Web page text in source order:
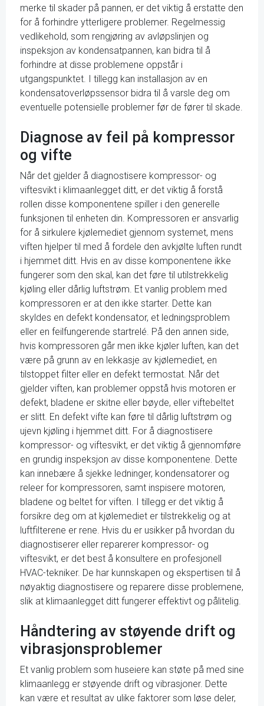
merke til skader på pannen, er det viktig å erstatte den
for å forhindre ytterligere problemer. Regelmessig
vedlikehold, som rengjøring av avløpslinjen og
inspeksjon av kondensatpannen, kan bidra til å
forhindre at disse problemene oppstår i
utgangspunktet. I tillegg kan installasjon av en
kondensatoverløpssensor bidra til å varsle deg om
eventuelle potensielle problemer før de fører til skade.
Diagnose av feil på kompressor
og vifte
Når det gjelder å diagnostisere kompressor- og
viftesvikt i klimaanlegget ditt, er det viktig å forstå
rollen disse komponentene spiller i den generelle
funksjonen til enheten din. Kompressoren er ansvarlig
for å sirkulere kjølemediet gjennom systemet, mens
viften hjelper til med å fordele den avkjølte luften rundt
i hjemmet ditt. Hvis en av disse komponentene ikke
fungerer som den skal, kan det føre til utilstrekkelig
kjøling eller dårlig luftstrøm. Et vanlig problem med
kompressoren er at den ikke starter. Dette kan
skyldes en defekt kondensator, et ledningsproblem
eller en feilfungerende startrelé. På den annen side,
hvis kompressoren går men ikke kjøler luften, kan det
være på grunn av en lekkasje av kjølemediet, en
tilstoppet filter eller en defekt termostat. Når det
gjelder viften, kan problemer oppstå hvis motoren er
defekt, bladene er skitne eller bøyde, eller viftebeltet
er slitt. En defekt vifte kan føre til dårlig luftstrøm og
ujevn kjøling i hjemmet ditt. For å diagnostisere
kompressor- og viftesvikt, er det viktig å gjennomføre
en grundig inspeksjon av disse komponentene. Dette
kan innebære å sjekke ledninger, kondensatorer og
releer for kompressoren, samt inspisere motoren,
bladene og beltet for viften. I tillegg er det viktig å
forsikre deg om at kjølemediet er tilstrekkelig og at
luftfilterene er rene. Hvis du er usikker på hvordan du
diagnostiserer eller reparerer kompressor- og
viftesvikt, er det best å konsultere en profesjonell
HVAC-tekniker. De har kunnskapen og ekspertisen til å
nøyaktig diagnostisere og reparere disse problemene,
slik at klimaanlegget ditt fungerer effektivt og pålitelig.
Håndtering av støyende drift og
vibrasjonsproblemer
Et vanlig problem som huseiere kan støte på med sine
klimaanlegg er støyende drift og vibrasjoner. Dette
kan være et resultat av ulike faktorer som løse deler,